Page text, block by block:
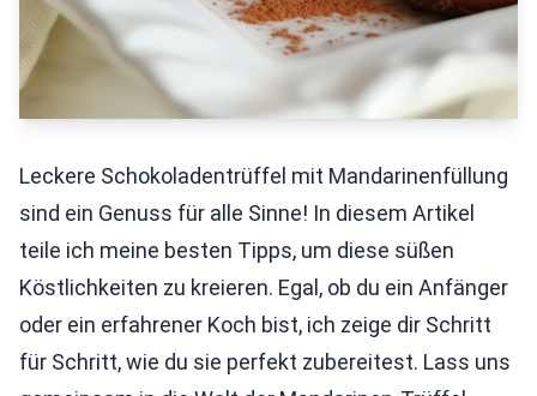
Leckere Schokoladentrüffel mit Mandarinenfüllung
sind ein Genuss für alle Sinne! In diesem Artikel
teile ich meine besten Tipps, um diese süßen
Köstlichkeiten zu kreieren. Egal, ob du ein Anfänger
oder ein erfahrener Koch bist, ich zeige dir Schritt
für Schritt, wie du sie perfekt zubereitest. Lass uns